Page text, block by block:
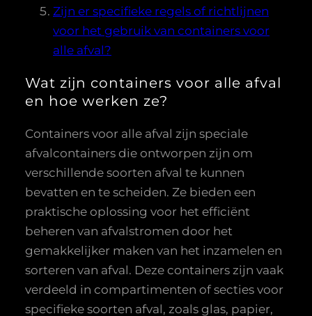
Zijn er specifieke regels of richtlijnen
voor het gebruik van containers voor
alle afval?
Wat zijn containers voor alle afval
en hoe werken ze?
Containers voor alle afval zijn speciale
afvalcontainers die ontworpen zijn om
verschillende soorten afval te kunnen
bevatten en te scheiden. Ze bieden een
praktische oplossing voor het efficiënt
beheren van afvalstromen door het
gemakkelijker maken van het inzamelen en
sorteren van afval. Deze containers zijn vaak
verdeeld in compartimenten of secties voor
specifieke soorten afval, zoals glas, papier,